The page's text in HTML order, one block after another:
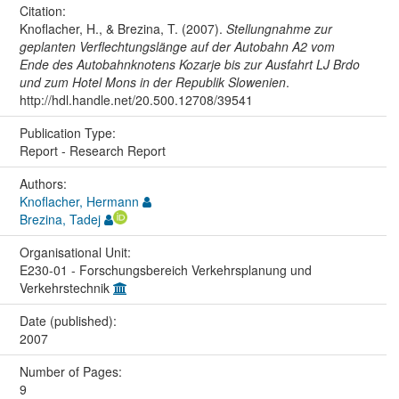
Citation:
Knoflacher, H., & Brezina, T. (2007). Stellungnahme zur
geplanten Verflechtungslänge auf der Autobahn A2 vom
Ende des Autobahnknotens Kozarje bis zur Ausfahrt LJ Brdo
und zum Hotel Mons in der Republik Slowenien.
http://hdl.handle.net/20.500.12708/39541
Publication Type:
Report - Research Report
Authors:
Knoflacher, Hermann
Brezina, Tadej
Organisational Unit:
E230-01 - Forschungsbereich Verkehrsplanung und
Verkehrstechnik
Date (published):
2007
Number of Pages:
9